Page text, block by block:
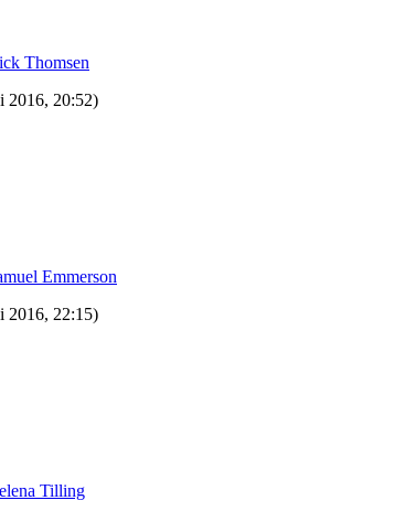
Thomsen
2016, 20:52)
Emmerson
2016, 22:15)
Tilling